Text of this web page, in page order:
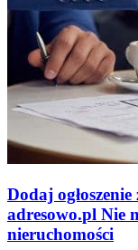
Dodaj
adresowo.pl Nie
nieruchomości